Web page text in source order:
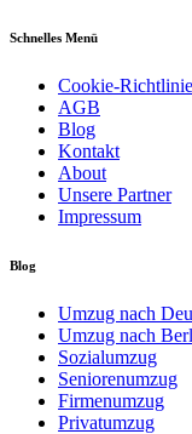
Schnelles Menü
Cookie-Richtlinie
AGB
Blog
Kontakt
About
Unsere Partner
Impressum
Blog
Umzug nach
Umzug nach
Sozialumzug
Seniorenumzug
Firmenumzug
Privatumzug